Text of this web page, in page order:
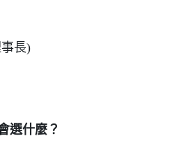
長)
選什麼？